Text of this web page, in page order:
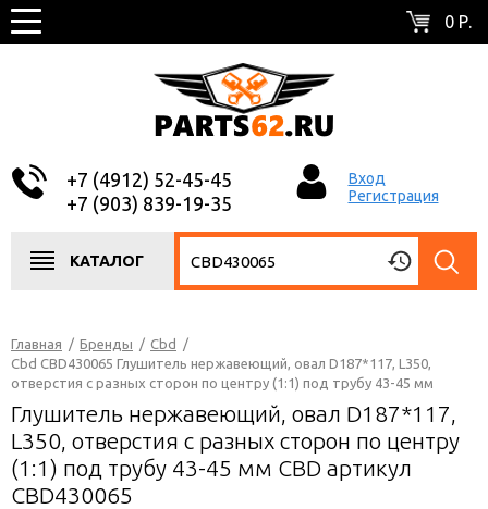
0 Р.
+7 (4912) 52-45-45
+7 (903) 839-19-35
Вход
Регистрация
КАТАЛОГ
Главная / Бренды / Cbd
/
Cbd CBD430065 Глушитель нержавеющий, овал D187*117, L350,
отверстия с разных сторон по центру (1:1) под трубу 43-45 мм
Глушитель нержавеющий, овал D187*117,
L350, отверстия с разных сторон по центру
(1:1) под трубу 43-45 мм CBD артикул
CBD430065